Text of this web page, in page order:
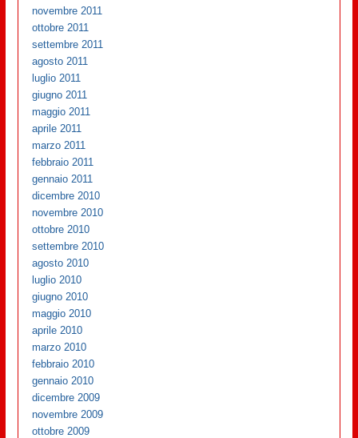
novembre 2011
ottobre 2011
settembre 2011
agosto 2011
luglio 2011
giugno 2011
maggio 2011
aprile 2011
marzo 2011
febbraio 2011
gennaio 2011
dicembre 2010
novembre 2010
ottobre 2010
settembre 2010
agosto 2010
luglio 2010
giugno 2010
maggio 2010
aprile 2010
marzo 2010
febbraio 2010
gennaio 2010
dicembre 2009
novembre 2009
ottobre 2009